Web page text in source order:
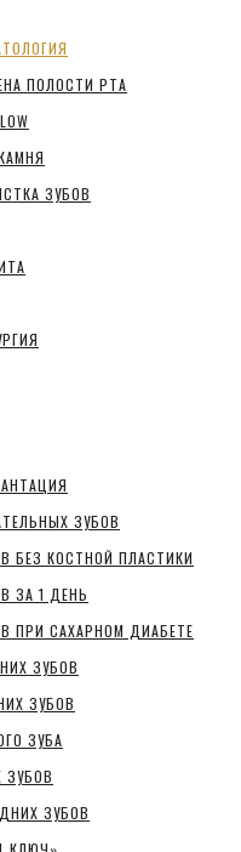
ПОЛОСТИ РТА
ЗУБОВ
ЗУБОВ
БЕЗ КОСТНОЙ ПЛАСТИКИ
ЗА 1 ДЕНЬ
ПРИ САХАРНОМ ДИАБЕТЕ
ЗУБОВ
ЗУБОВ
ЗУБА
ЗУБОВ